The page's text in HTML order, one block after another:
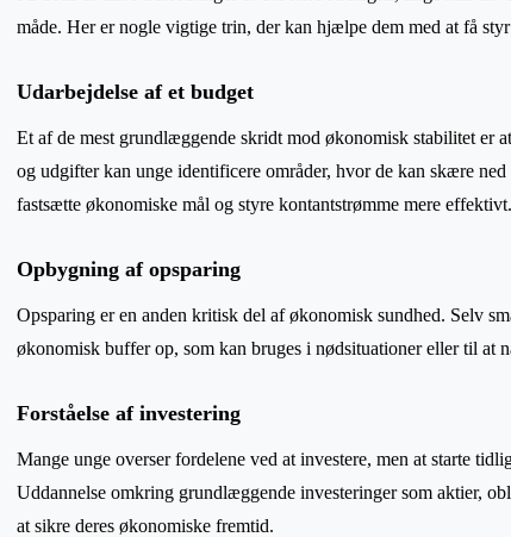
måde. Her er nogle vigtige trin, der kan hjælpe dem med at få
Udarbejdelse af et budget
Et af de mest grundlæggende skridt mod økonomisk stabilitet er
og udgifter kan unge identificere områder, hvor de kan skære
fastsætte økonomiske mål og styre kontantstrømme mere effektivt.
Opbygning af opsparing
Opsparing er en anden kritisk del af økonomisk sundhed. Selv
økonomisk buffer op, som kan bruges i nødsituationer eller til at
Forståelse af investering
Mange unge overser fordelene ved at investere, men at starte
Uddannelse omkring grundlæggende investeringer som aktier,
at sikre deres økonomiske fremtid.